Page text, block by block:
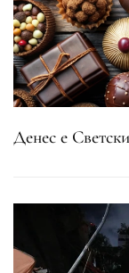
Денес е